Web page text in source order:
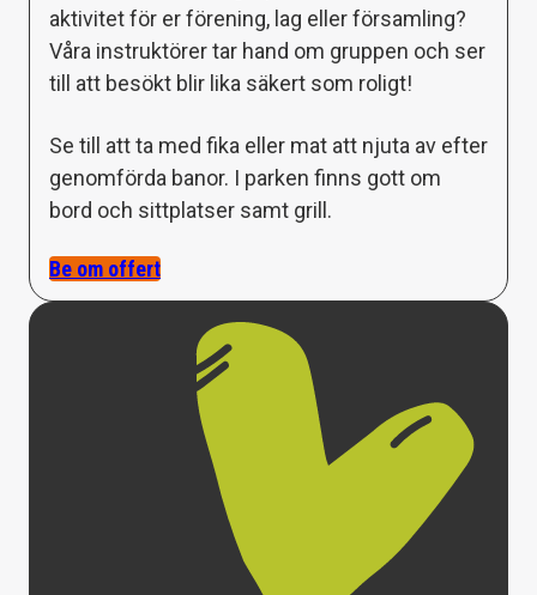
aktivitet för er förening, lag eller församling?
Våra instruktörer tar hand om gruppen och ser
till att besökt blir lika säkert som roligt!
Se till att ta med fika eller mat att njuta av efter
genomförda banor. I parken finns gott om
bord och sittplatser samt grill.
Be om offert